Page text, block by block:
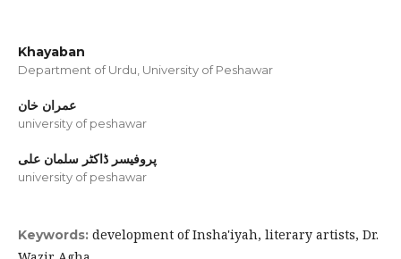
Khayaban
Department of Urdu, University of Peshawar
عمران خان
university of peshawar
پروفیسر ڈاکٹر سلمان علی
university of peshawar
Keywords: development of Insha'iyah, literary artists, Dr.